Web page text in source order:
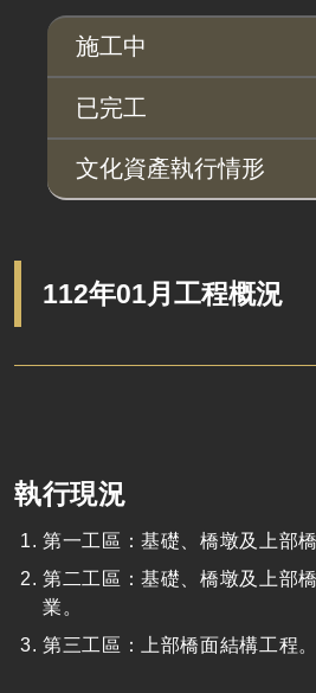
施工中
已完工
文化資產執行情形
112年01月工程概況
執行現況
第一工區：基礎、橋墩及上部
第二工區：基礎、橋墩及上部
業。
第三工區：上部橋面結構工程。